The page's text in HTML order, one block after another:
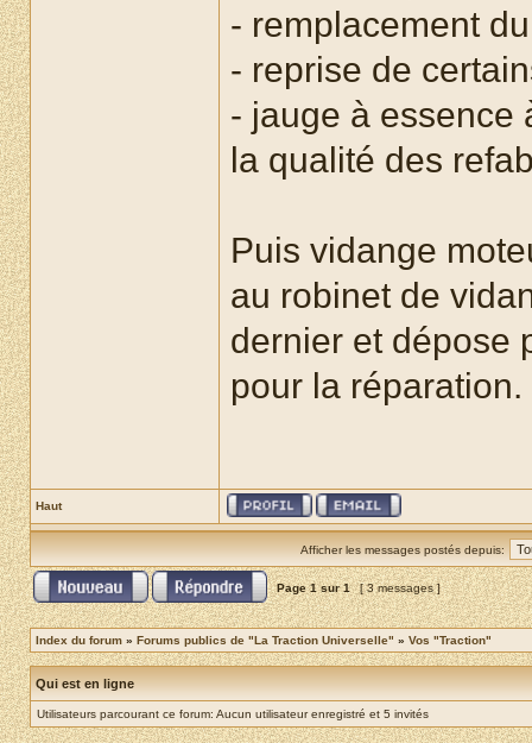
- remplacement
- reprise de
- jauge à essence
la qualité des
Puis vidange
au robinet de
dernier et dépose
pour la réparation.
Haut
Afficher les messages postés depuis:
Page1sur1 [ 3 messages ]
Index du forum » Forums publics de "La Traction Universelle" » Vos "Traction"
Qui est en ligne
Utilisateurs parcourant ce forum: Aucun utilisateur enregistré et 5 invités